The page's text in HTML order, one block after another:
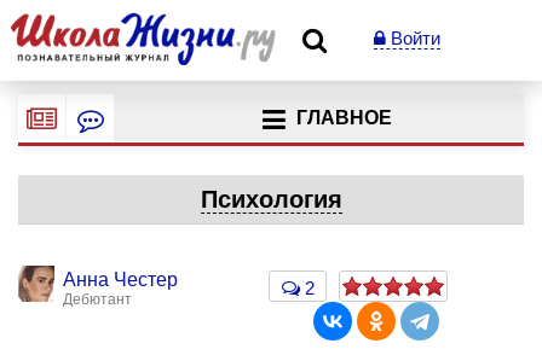
Войти
ГЛАВНОЕ
Психология
Анна Честер
Дебютант
2